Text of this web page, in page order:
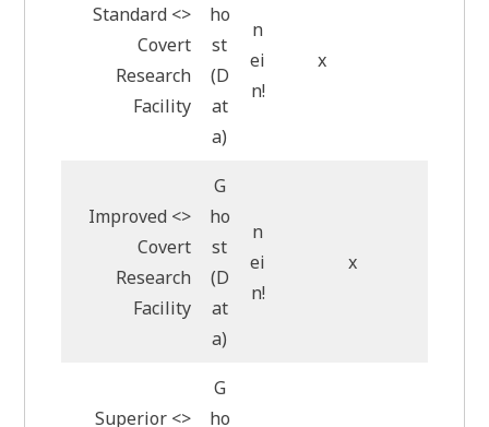
Standard <>
Covert
Research
Facility
ho
st
(D
at
a)
n
ei
n!
x
Improved <>
Covert
Research
Facility
G
ho
st
(D
at
a)
n
ei
n!
x
Superior <>
G
ho